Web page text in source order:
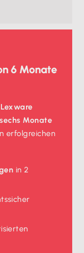
6 Monate
Lexware
sechs Monate
erfolgreichen
in 2